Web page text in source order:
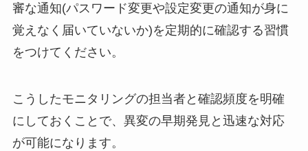
審な通知(パスワード変更や設定変更の通知が身に
覚えなく届いていないか)を定期的に確認する習慣
をつけてください。
こうしたモニタリングの担当者と確認頻度を明確
にしておくことで、異変の早期発見と迅速な対応
が可能になります。